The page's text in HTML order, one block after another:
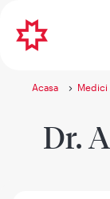
Acasa Medici
Dr.